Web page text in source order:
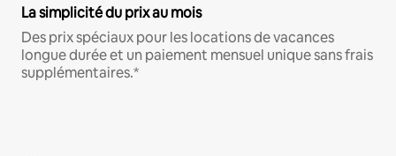
La simplicité du prix au mois
Des prix spéciaux pour les locations de vacances
longue durée et un paiement mensuel unique sans frais
supplémentaires.*